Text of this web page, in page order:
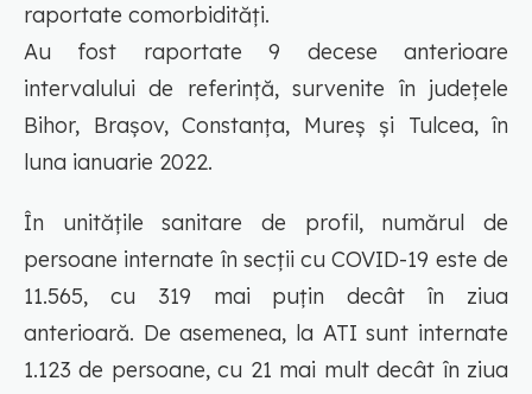
raportate comorbidități.
Au fost raportate 9 decese anterioare
intervalului de referință, survenite în județele
Bihor, Brașov, Constanța, Mureș și Tulcea, în
luna ianuarie 2022.
În unitățile sanitare de profil, numărul de
persoane internate în secții cu COVID-19 este de
11.565, cu 319 mai puțin decât în ziua
anterioară. De asemenea, la ATI sunt internate
1.123 de persoane, cu 21 mai mult decât în ziua